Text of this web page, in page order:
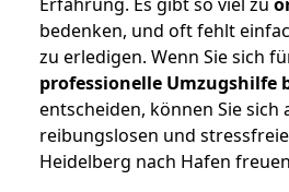
bedenken, und oft fehlt
zu erledigen. Wenn Sie sich
professionelle Umzugshilfe
entscheiden, können Sie sich
reibungslosen und
Heidelberg nach Hafen